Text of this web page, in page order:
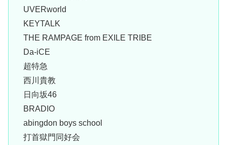
UVERworld
KEYTALK
THE RAMPAGE from EXILE TRIBE
Da-iCE
超特急
西川貴教
日向坂46
BRADIO
abingdon boys school
打首獄門同好会